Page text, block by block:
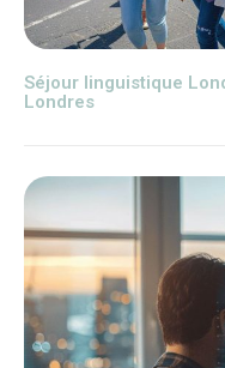
Séjour linguistique
Londres